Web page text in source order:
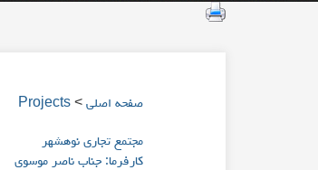
صفحه اصلی >
Projects
مجتمع تجاری نوهشهر
کارفرما: جناب ناصر موسوی